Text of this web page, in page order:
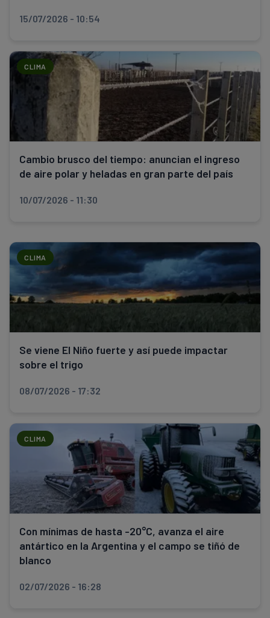
15/07/2026 - 10:54
CLIMA
Cambio brusco del tiempo: anuncian el ingreso
de aire polar y heladas en gran parte del país
10/07/2026 - 11:30
CLIMA
Se viene El Niño fuerte y así puede impactar
sobre el trigo
08/07/2026 - 17:32
CLIMA
Con mínimas de hasta -20°C, avanza el aire
antártico en la Argentina y el campo se tiñó de
blanco
02/07/2026 - 16:28